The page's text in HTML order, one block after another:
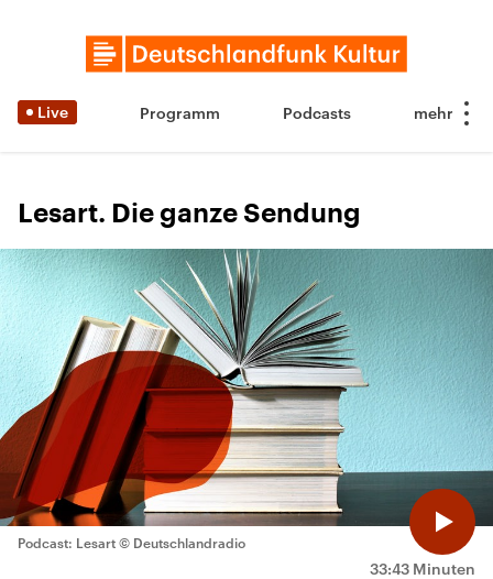
Live Programm Podcasts
Lesart. Die ganze Sendung
33:43 Minuten
Podcast: Lesart © Deutschlandradio